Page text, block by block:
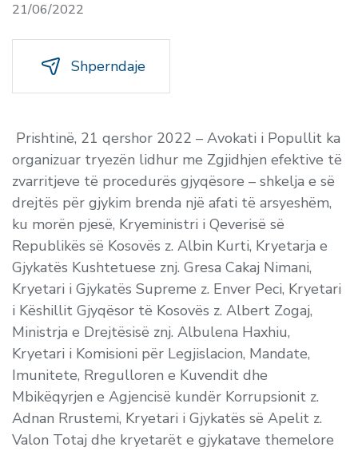
21/06/2022
Shperndaje
Prishtinë, 21 qershor 2022 – Avokati i Popullit ka
organizuar tryezën lidhur me Zgjidhjen efektive të
zvarritjeve të procedurës gjyqësore – shkelja e së
drejtës për gjykim brenda një afati të arsyeshëm,
ku morën pjesë, Kryeministri i Qeverisë së
Republikës së Kosovës z. Albin Kurti, Kryetarja e
Gjykatës Kushtetuese znj. Gresa Cakaj Nimani,
Kryetari i Gjykatës Supreme z. Enver Peci, Kryetari
i Këshillit Gjyqësor të Kosovës z. Albert Zogaj,
Ministrja e Drejtësisë znj. Albulena Haxhiu,
Kryetari i Komisioni për Legjislacion, Mandate,
Imunitete, Rregulloren e Kuvendit dhe
Mbikëqyrjen e Agjencisë kundër Korrupsionit z.
Adnan Rrustemi, Kryetari i Gjykatës së Apelit z.
Valon Totaj dhe kryetarët e gjykatave themelore